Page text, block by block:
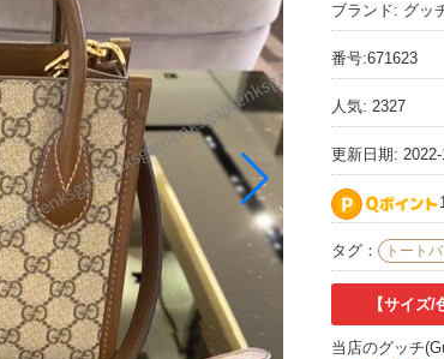
ブランド: グッ
番号:671623
人気: 2327
更新日期:
タグ： トート
【サイズ/
当店のグッチ